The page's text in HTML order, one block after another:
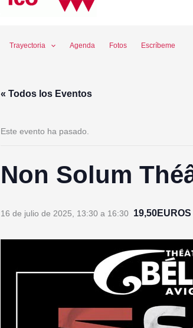
Trayectoria Agenda Fotos Escríbeme
« Todos los Eventos
Este evento ha pasado.
Non Solum
16 de julio de 2025, 13:30 a 16:30 19,50EUROS